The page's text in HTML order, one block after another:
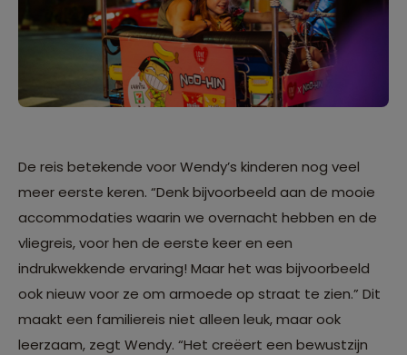
De reis betekende voor Wendy’s kinderen nog veel
meer eerste keren. “Denk bijvoorbeeld aan de mooie
accommodaties waarin we overnacht hebben en de
vliegreis, voor hen de eerste keer en een
indrukwekkende ervaring! Maar het was bijvoorbeeld
ook nieuw voor ze om armoede op straat te zien.” Dit
maakt een familiereis niet alleen leuk, maar ook
leerzaam, zegt Wendy. “Het creëert een bewustzijn